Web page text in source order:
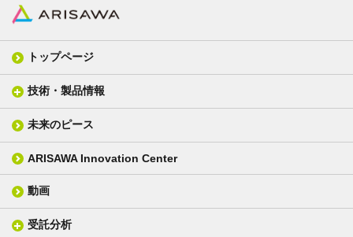
トップページ
技術・製品情報
FPC材料
カバーレイフィルム
銅張り積層板
層間接着シート
3D材料
未来のピース
ARISAWA Innovation Center
動画
受託分析